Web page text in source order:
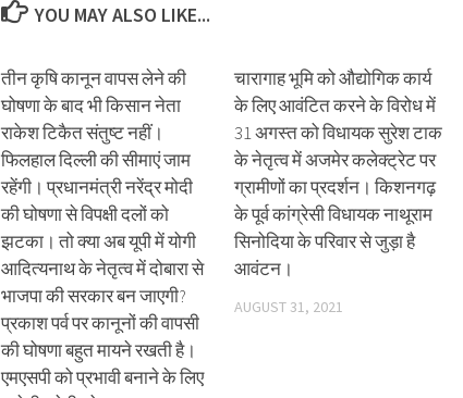
YOU MAY ALSO LIKE...
तीन कृषि कानून वापस लेने की
घोषणा के बाद भी किसान नेता
राकेश टिकैत संतुष्ट नहीं।
फिलहाल दिल्ली की सीमाएं जाम
रहेंगी। प्रधानमंत्री नरेंद्र मोदी
की घोषणा से विपक्षी दलों को
झटका। तो क्या अब यूपी में योगी
आदित्यनाथ के नेतृत्व में दोबारा से
भाजपा की सरकार बन जाएगी?
प्रकाश पर्व पर कानूनों की वापसी
की घोषणा बहुत मायने रखती है।
एमएसपी को प्रभावी बनाने के लिए
चारागाह भूमि को औद्योगिक कार्य
के लिए आवंटित करने के विरोध में
31 अगस्त को विधायक सुरेश टाक
के नेतृत्व में अजमेर कलेक्ट्रेट पर
ग्रामीणों का प्रदर्शन। किशनगढ़
के पूर्व कांग्रेसी विधायक नाथूराम
सिनोदिया के परिवार से जुड़ा है
आवंटन।
AUGUST 31, 2021